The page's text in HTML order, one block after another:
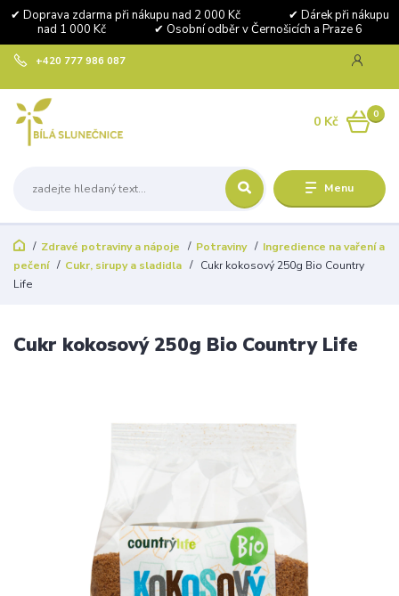
✔ Doprava zdarma při nákupu nad 2 000 Kč ✔ Dárek při nákupu
nad 1 000 Kč ✔ Osobní odběr v Černošicích a Praze 6
Menu
+420 777 986 087
0
0 Kč
Zdravé potraviny a nápoje Potraviny
Ingredience na vaření a
pečení
Cukr, sirupy a sladidla
Cukr kokosový 250g Bio Country
Life
Cukr kokosový 250g Bio Country Life